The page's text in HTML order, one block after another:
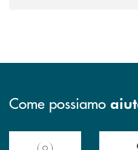
Come possiamo
Accedi all' elenco completo delle
Hai